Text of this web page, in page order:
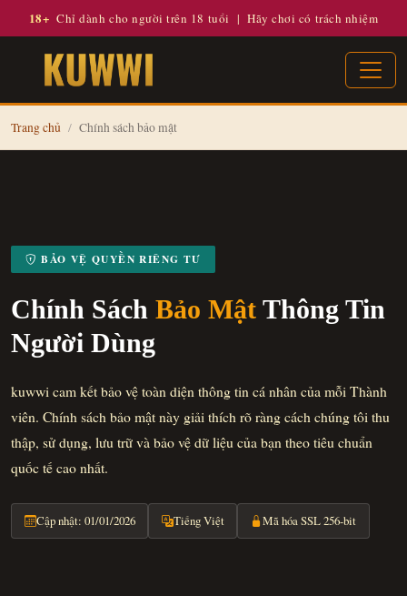
18+ Chỉ dành cho người trên 18 tuổi | Hãy chơi có trách nhiệm
Trang chủ Chính sách bảo mật
BẢO VỆ QUYỀN RIÊNG TƯ
Chính Sách Bảo Mật Thông Tin
Người Dùng
kuwwi cam kết bảo vệ toàn diện thông tin cá nhân của mỗi Thành
viên. Chính sách bảo mật này giải thích rõ ràng cách chúng tôi thu
thập, sử dụng, lưu trữ và bảo vệ dữ liệu của bạn theo tiêu chuẩn
quốc tế cao nhất.
Cập nhật: 01/01/2026 Tiếng Việt Mã hóa SSL 256-bit